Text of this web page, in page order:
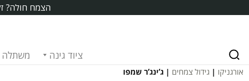
הצמח חולה?
ציוד גינה משתלה
אורגניקו | גידול צמחים | ג’ינג’ר שמפו